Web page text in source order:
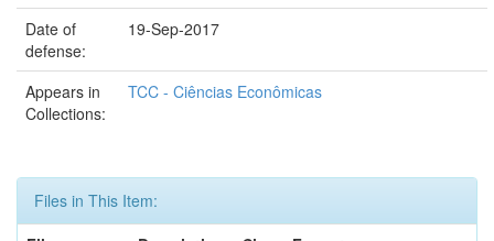
Date of
defense:
19-Sep-2017
Appears in
Collections:
TCC - Ciências Econômicas
Files in This Item: